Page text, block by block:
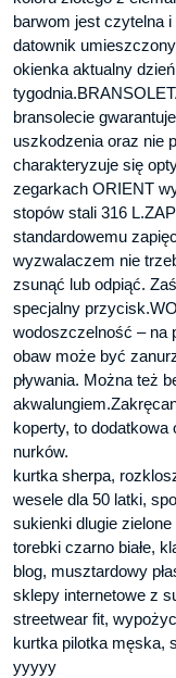
barwom jest czytelna
datownik
okienka aktualny
bransolecie
uszkodzenia oraz nie
charakteryzuje się
zegarkach ORIENT
stopów stali 316
standardowemu
wyzwalaczem nie
zsunąć lub odpiąć.
specjalny
wodoszczelność – na
obaw może być
pływania. Można też
koperty, to
nurków.
kurtka sherpa,
wesele dla 50 latki,
sukienki dlugie
torebki czarno białe,
blog, musztardowy
sklepy internetowe z
streetwear fit,
kurtka pilotka męska,
yyyyy